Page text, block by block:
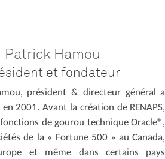
Patrick Hamou
et fondateur
président & directeur général a
en 2001. Avant la création de RENAPS,
de gourou technique Oracle®,
de la « Fortune 500 » au Canada,
et même dans certains pays